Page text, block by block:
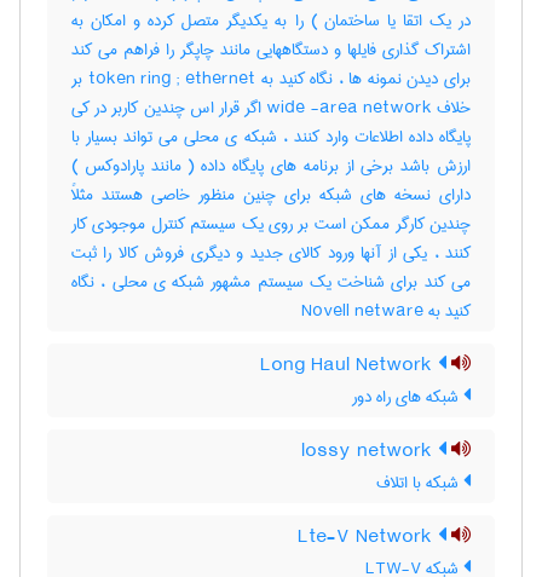
در یک اتقا یا ساختمان ) را به یکدیگر متصل کرده و امکان به
اشتراک گذاری فایلها و دستگاههایی مانند چاپگر را فراهم می کند
برای دیدن نمونه ها ، نگاه کنید به token ring ; ethernet بر
خلاف wide -area network اگر قرار اس چندین کاربر در کی
پایگاه داده اطلاعات وارد کنند ، شبکه ی محلی می تواند بسیار با
ارزش باشد برخی از برنامه های پایگاه داده ( مانند پارادوکس )
دارای نسخه های شبکه برای چنین منظور خاصی هستند مثلاً
چندین کارگر ممکن است بر روی یک سیستم کنترل موجودی کار
کنند ، یکی از آنها ورود کالای جدید و دیگری فروش کالا را ثبت
می کند برای شناخت یک سیستم مشهور شبکه ی محلی ، نگاه
کنید به Novell netware
شبکه های راه دور
شبکه با اتلاف
شبکه LTW-V